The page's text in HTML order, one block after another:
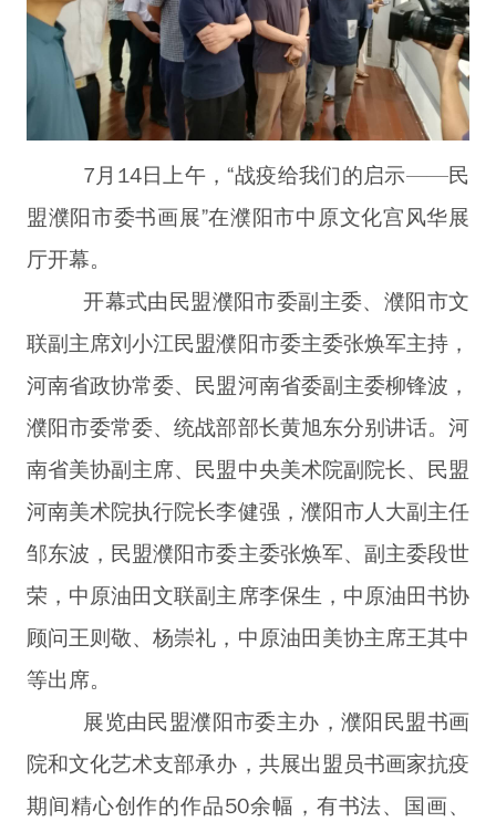
7月14日上午，“战疫给我们的启示——民
盟濮阳市委书画展”在濮阳市中原文化宫风华展
厅开幕。
开幕式由民盟濮阳市委副主委、濮阳市文
联副主席刘小江民盟濮阳市委主委张焕军主持，
河南省政协常委、民盟河南省委副主委柳锋波，
濮阳市委常委、统战部部长黄旭东分别讲话。河
南省美协副主席、民盟中央美术院副院长、民盟
河南美术院执行院长李健强，濮阳市人大副主任
邹东波，民盟濮阳市委主委张焕军、副主委段世
荣，中原油田文联副主席李保生，中原油田书协
顾问王则敬、杨崇礼，中原油田美协主席王其中
等出席。
展览由民盟濮阳市委主办，濮阳民盟书画
院和文化艺术支部承办，共展出盟员书画家抗疫
期间精心创作的作品50余幅，有书法、国画、